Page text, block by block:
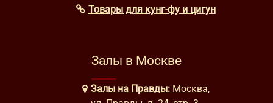
Товары для кунг-фу и цигун
Залы в Москве
Залы на Правды: Москва,